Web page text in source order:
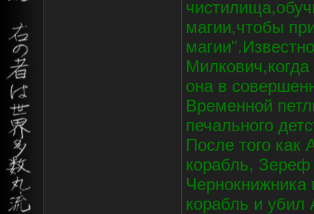
магии,чтобы
она в
Временной
печального
После того как
корабль,
Чернокнижника
корабль и убил